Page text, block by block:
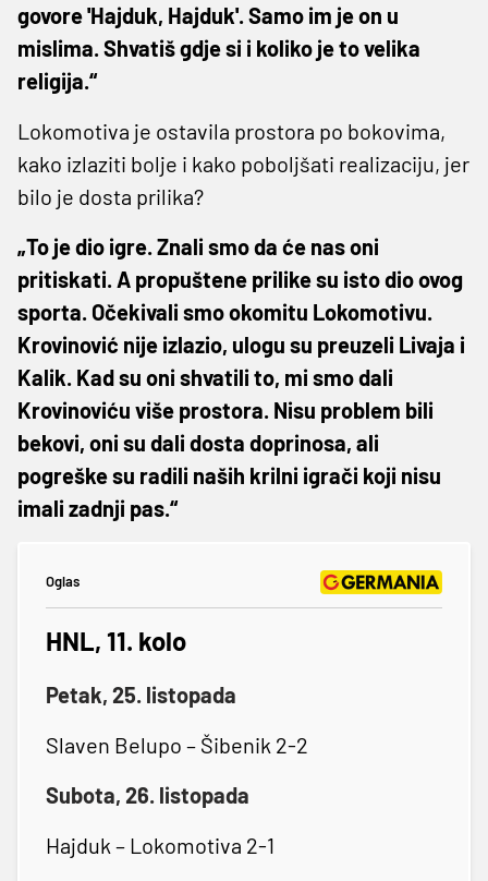
govore 'Hajduk, Hajduk'. Samo im je on u
mislima. Shvatiš gdje si i koliko je to velika
religija.“
Lokomotiva je ostavila prostora po bokovima,
kako izlaziti bolje i kako poboljšati realizaciju, jer
bilo je dosta prilika?
„To je dio igre. Znali smo da će nas oni
pritiskati. A propuštene prilike su isto dio ovog
sporta. Očekivali smo okomitu Lokomotivu.
Krovinović nije izlazio, ulogu su preuzeli Livaja i
Kalik. Kad su oni shvatili to, mi smo dali
Krovinoviću više prostora. Nisu problem bili
bekovi, oni su dali dosta doprinosa, ali
pogreške su radili naših krilni igrači koji nisu
imali zadnji pas.“
Oglas
HNL, 11. kolo
Petak, 25. listopada
Slaven Belupo – Šibenik 2-2
Subota, 26. listopada
Hajduk – Lokomotiva 2-1